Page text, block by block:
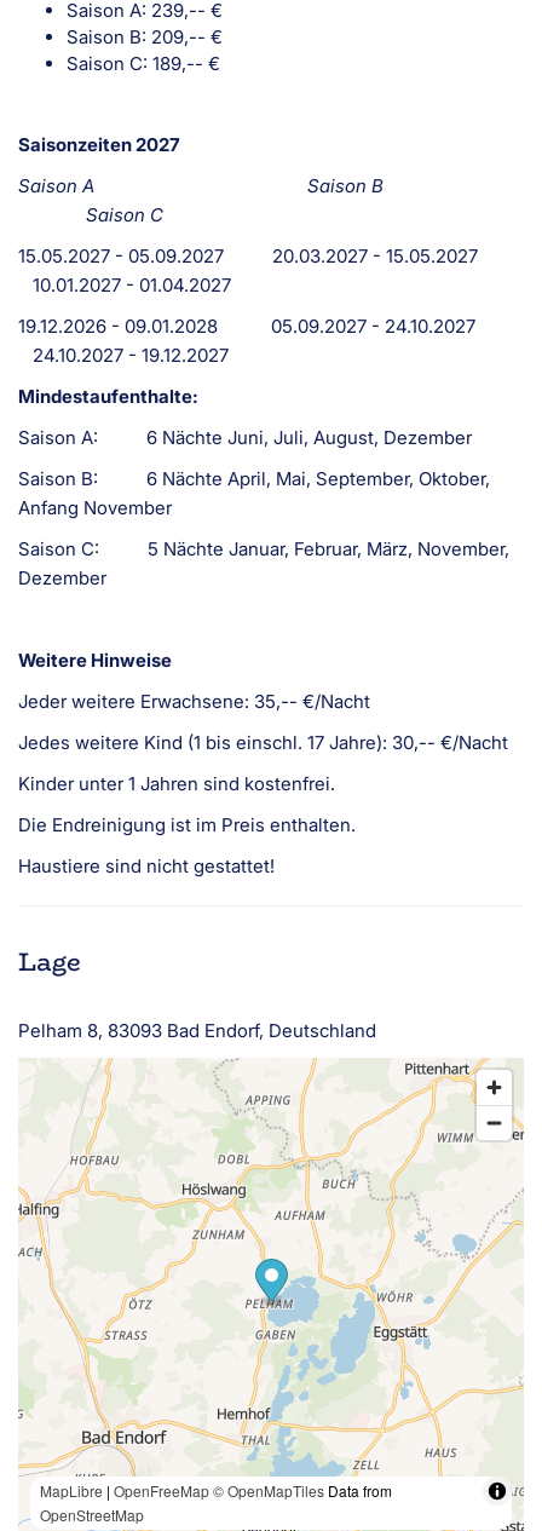
Saison A: 239,-- €
Saison B: 209,-- €
Saison C: 189,-- €
Saisonzeiten 2027
Saison A
Saison B
Saison C
15.05.2027 - 05.09.2027 20.03.2027 - 15.05.2027
10.01.2027 - 01.04.2027
19.12.2026 - 09.01.2028 05.09.2027 - 24.10.2027
24.10.2027 - 19.12.2027
Mindestaufenthalte:
Saison A: 6 Nächte Juni, Juli, August, Dezember
Saison B: 6 Nächte April, Mai, September, Oktober,
Anfang November
Saison C: 5 Nächte Januar, Februar, März, November,
Dezember
Weitere Hinweise
Jeder weitere Erwachsene: 35,-- €/Nacht
Jedes weitere Kind (1 bis einschl. 17 Jahre): 30,-- €/Nacht
Kinder unter 1 Jahren sind kostenfrei.
Die Endreinigung ist im Preis enthalten.
Haustiere sind nicht gestattet!
Lage
Pelham 8, 83093 Bad Endorf, Deutschland
MapLibre | OpenFreeMap© OpenMapTiles Data from
OpenStreetMap